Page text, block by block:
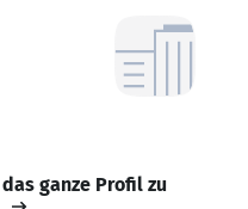
ganze Profil zu